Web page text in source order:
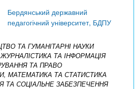
Бердянський державний
педагогічний університет, БДПУ
ТА ГУМАНІТАРНІ НАУКИ
ТА ІНФОРМАЦІЯ
ТА ПРАВО
МАТЕМАТИКА ТА СТАТИСТИКА
ТА СОЦІАЛЬНЕ ЗАБЕЗПЕЧЕННЯ